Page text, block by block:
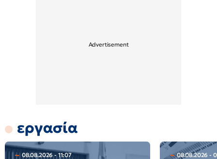
εργασία
08.08.2026 - 11:07 08.08.2026 -